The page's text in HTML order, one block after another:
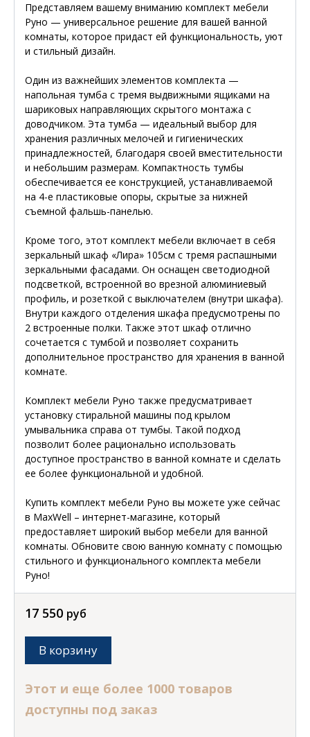
Представляем вашему вниманию комплект мебели
Руно — универсальное решение для вашей ванной
комнаты, которое придаст ей функциональность, уют
и стильный дизайн.
Один из важнейших элементов комплекта —
напольная тумба с тремя выдвижными ящиками на
шариковых направляющих скрытого монтажа с
доводчиком. Эта тумба — идеальный выбор для
хранения различных мелочей и гигиенических
принадлежностей, благодаря своей вместительности
и небольшим размерам. Компактность тумбы
обеспечивается ее конструкцией, устанавливаемой
на 4-е пластиковые опоры, скрытые за нижней
съемной фальшь-панелью.
Кроме того, этот комплект мебели включает в себя
зеркальный шкаф «Лира» 105см с тремя распашными
зеркальными фасадами. Он оснащен светодиодной
подсветкой, встроенной во врезной алюминиевый
профиль, и розеткой с выключателем (внутри шкафа).
Внутри каждого отделения шкафа предусмотрены по
2 встроенные полки. Также этот шкаф отлично
сочетается с тумбой и позволяет сохранить
дополнительное пространство для хранения в ванной
комнате.
Комплект мебели Руно также предусматривает
установку стиральной машины под крылом
умывальника справа от тумбы. Такой подход
позволит более рационально использовать
доступное пространство в ванной комнате и сделать
ее более функциональной и удобной.
Купить комплект мебели Руно вы можете уже сейчас
в MaxWell – интернет-магазине, который
предоставляет широкий выбор мебели для ванной
комнаты. Обновите свою ванную комнату с помощью
стильного и функционального комплекта мебели
Руно!
17 550 руб
В корзину
Этот и еще более 1000 товаров
доступны под заказ